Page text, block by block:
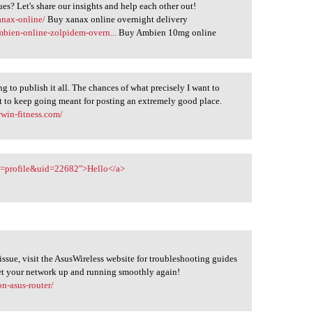
Let's share our insights and help each other out!
online/ Buy xanax online overnight delivery
online-zolpidem-overn... Buy Ambien 10mg online
to publish it all. The chances of what precisely I want to
keep going meant for posting an extremely good place.
fitness.com/
a>
visit the AsusWireless website for troubleshooting guides
your network up and running smoothly again!
asus-router/